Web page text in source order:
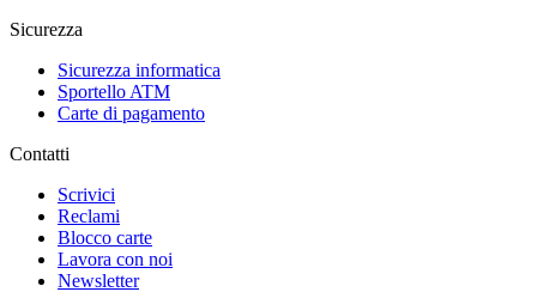
Sicurezza
Sicurezza informatica
Sportello ATM
Carte di pagamento
Contatti
Scrivici
Reclami
Blocco carte
Lavora con noi
Newsletter